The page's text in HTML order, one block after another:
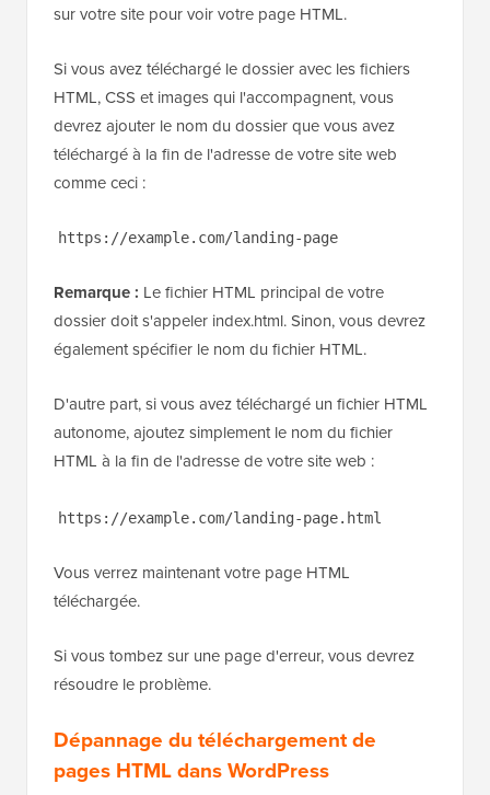
sur votre site pour voir votre page HTML.
Si vous avez téléchargé le dossier avec les fichiers
HTML, CSS et images qui l'accompagnent, vous
devrez ajouter le nom du dossier que vous avez
téléchargé à la fin de l'adresse de votre site web
comme ceci :
https://example.com/landing-page
Remarque : Le fichier HTML principal de votre
dossier doit s'appeler index.html. Sinon, vous devrez
également spécifier le nom du fichier HTML.
D'autre part, si vous avez téléchargé un fichier HTML
autonome, ajoutez simplement le nom du fichier
HTML à la fin de l'adresse de votre site web :
https://example.com/landing-page.html
Vous verrez maintenant votre page HTML
téléchargée.
Si vous tombez sur une page d'erreur, vous devrez
résoudre le problème.
Dépannage du téléchargement de
pages HTML dans WordPress